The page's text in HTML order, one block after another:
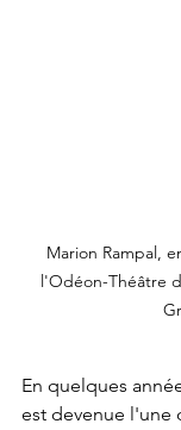
Marion Rampal,
l'Odéon-Théâtre
En quelques
est devenue l'une